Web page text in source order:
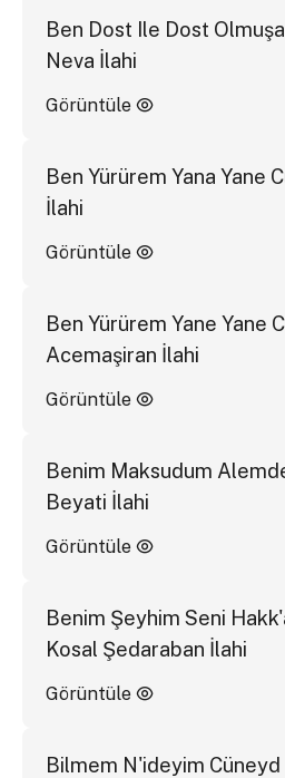
Ben Dost Ile Dost
Neva İlahi
Görüntüle
Ben Yürürem Yana Yane
İlahi
Görüntüle
Ben Yürürem Yane Yane
Acemaşiran İlahi
Görüntüle
Benim Maksudum
Beyati İlahi
Görüntüle
Benim Şeyhim Seni
Kosal Şedaraban İlahi
Görüntüle
Bilmem N'ideyim